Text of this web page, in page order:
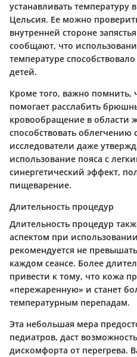
устанавливать температуру
Цельсия. Ее можно
внутренней стороне
сообщают, что
температуре
детей.
Кроме того, важно помнить,
помогает расслабить
кровообращение в области
способствовать
исследователи даже
использование пояса с
синергетический эффект,
пищеварение.
Длительность процедур
Длительность процедур
аспектом при
рекомендуется не
каждом сеансе. Более
привести к тому, что кожа
«пережаренную» и станет
температурным перепадам.
Эта небольшая мера
педиатров, даст
дискомфорта от перегрева.